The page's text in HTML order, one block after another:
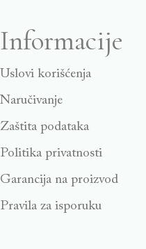
Informacije
Uslovi korišćenja
Naručivanje
Zaštita podataka
Politika privatnosti
Garancija na proizvod
Pravila za isporuku